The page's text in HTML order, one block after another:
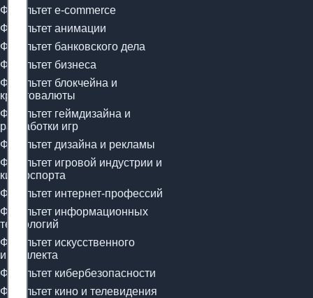
Факультет e-commerce
Факультет анимации
Факультет банковского дела
Факультет бизнеса
Факультет блокчейна и
криптовалюты
Факультет геймдизайна и
разработки игр
Факультет дизайна и рекламы
Факультет игровой индустрии и
киберспорта
Факультет интернет-профессий
Факультет информационных
технологий
Факультет искусственного
интеллекта
Факультет кибербезопасности
Факультет кино и телевидения